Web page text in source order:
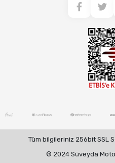
Tüm bilgileriniz 256bit SSL
© 2024 Süveyda Motor